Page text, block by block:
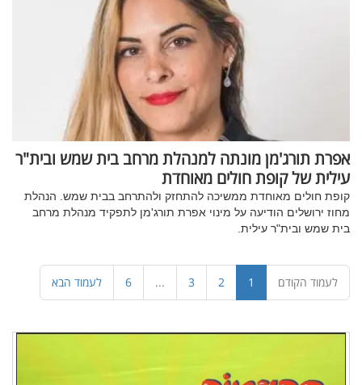
אפרת תורג'מן מונתה למנהלת מרחב בית שמש ובית"ר
עילית של קופת חולים מאוחדת
קופת חולים מאוחדת ממשיכה להתחזק ולהתרחב בבית שמש. הנהלת
מחוז ירושלים הודיעה על מינוי אפרת תורג'מן לתפקיד מנהלת מרחב
בית שמש ובית"ר עילית.
לעמוד הקודם 1
2
3
...
6 לעמוד הבא